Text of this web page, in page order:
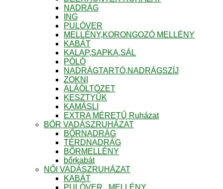
NADRÁG
ING
PULÓVER
MELLÉNY,KORONGOZÓ MELLÉNY
KABÁT
KALAP,SAPKA,SÁL
PÓLÓ
NADRÁGTARTÓ,NADRÁGSZÍJ
ZOKNI
ALÁÖLTÖZET
KESZTYŰK
KAMÁSLI
EXTRA MÉRETŰ Ruházat
BŐR VADÁSZRUHÁZAT
BŐRNADRÁG
TÉRDNADRÁG
BŐRMELLÉNY
bőrkabát
NŐI VADÁSZRUHÁZAT
KABÁT
PULÓVER , MELLÉNY